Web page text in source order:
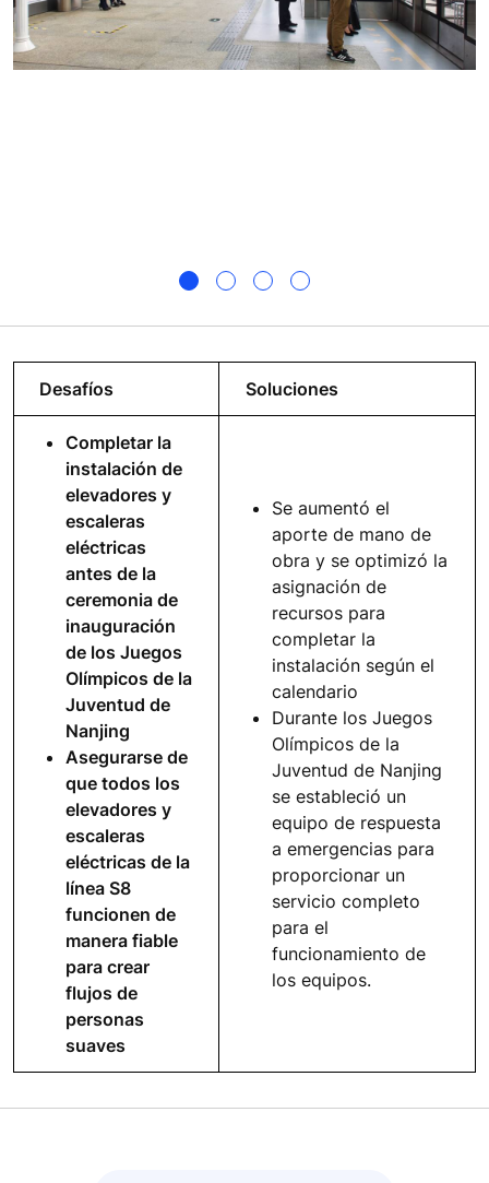
Desafíos Soluciones
Completar la
instalación de
elevadores y
escaleras
eléctricas
antes de la
ceremonia de
inauguración
de los Juegos
Olímpicos de la
Juventud de
Nanjing
Asegurarse de
que todos los
elevadores y
escaleras
eléctricas de la
línea S8
funcionen de
manera fiable
para crear
flujos de
personas
suaves
Se aumentó el
aporte de mano de
obra y se optimizó la
asignación de
recursos para
completar la
instalación según el
calendario
Durante los Juegos
Olímpicos de la
Juventud de Nanjing
se estableció un
equipo de respuesta
a emergencias para
proporcionar un
servicio completo
para el
funcionamiento de
los equipos.